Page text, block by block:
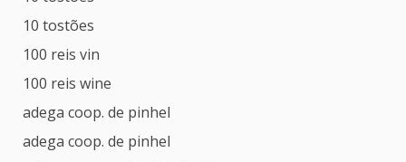
10 tostões
100 reis vin
100 reis wine
adega coop. de pinhel
adega coop. de pinhel